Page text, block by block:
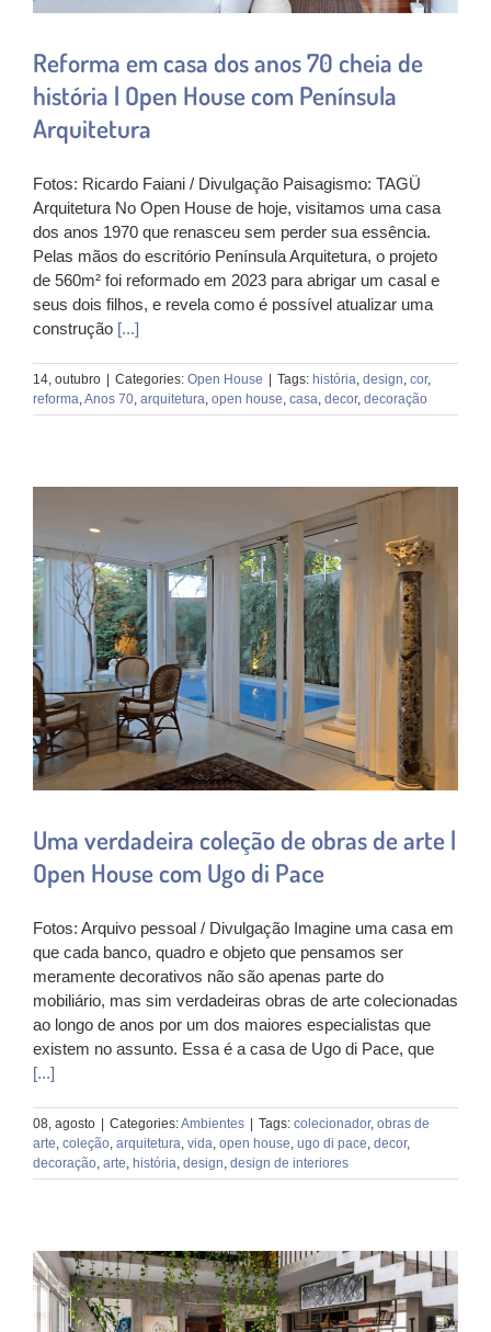
Reforma em casa dos anos 70 cheia de
história | Open House com Península
Arquitetura
Fotos: Ricardo Faiani / Divulgação Paisagismo: TAGÜ
Arquitetura No Open House de hoje, visitamos uma casa
dos anos 1970 que renasceu sem perder sua essência.
Pelas mãos do escritório Península Arquitetura, o projeto
de 560m² foi reformado em 2023 para abrigar um casal e
seus dois filhos, e revela como é possível atualizar uma
construção [...]
14, outubro Categories: Open House Tags: história, design, cor,
reforma,Anos 70, arquitetura, open house, casa, decor, decoração
Uma verdadeira coleção de obras de arte |
Open House com Ugo di Pace
Fotos: Arquivo pessoal / Divulgação Imagine uma casa em
que cada banco, quadro e objeto que pensamos ser
meramente decorativos não são apenas parte do
mobiliário, mas sim verdadeiras obras de arte colecionadas
ao longo de anos por um dos maiores especialistas que
existem no assunto. Essa é a casa de Ugo di Pace, que
[...]
08, agosto Categories:Ambientes Tags: colecionador, obras de
arte, coleção, arquitetura, vida, open house, ugo di pace, decor,
decoração, arte, história, design, design de interiores